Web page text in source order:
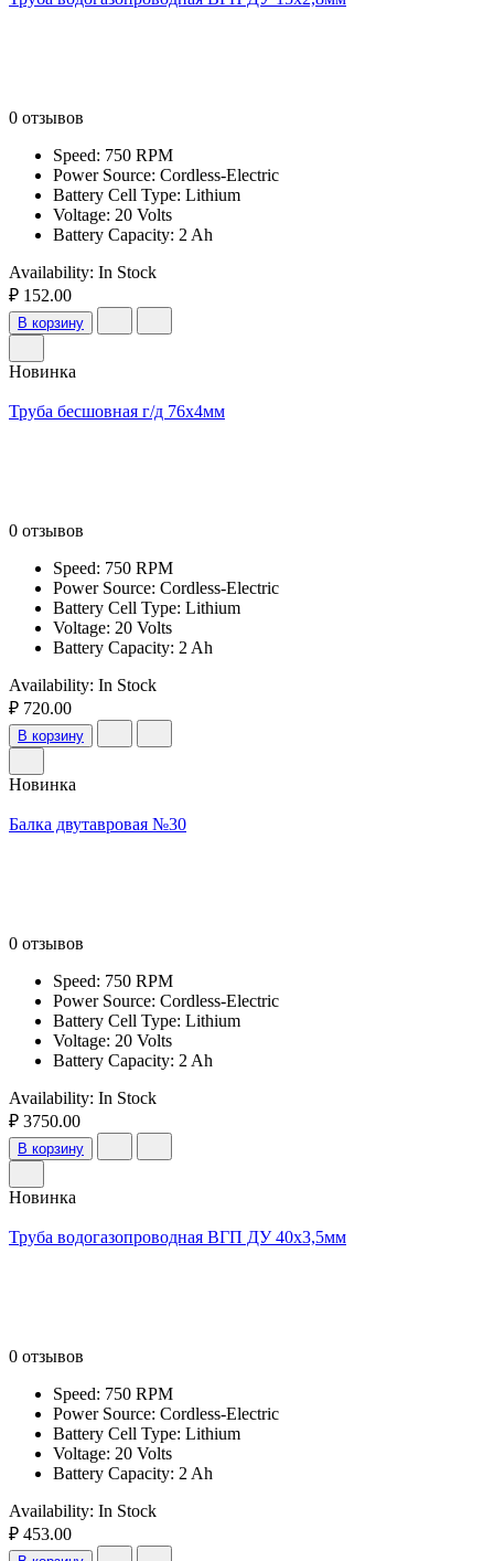
0 отзывов
Speed: 750 RPM
Power Source: Cordless-Electric
Battery Cell Type: Lithium
Voltage: 20 Volts
Battery Capacity: 2 Ah
Availability: In Stock
₽ 152.00
В корзину
Новинка
Труба бесшовная г/д 76х4мм
0 отзывов
Speed: 750 RPM
Power Source: Cordless-Electric
Battery Cell Type: Lithium
Voltage: 20 Volts
Battery Capacity: 2 Ah
Availability: In Stock
₽ 720.00
В корзину
Новинка
Балка двутавровая №30
0 отзывов
Speed: 750 RPM
Power Source: Cordless-Electric
Battery Cell Type: Lithium
Voltage: 20 Volts
Battery Capacity: 2 Ah
Availability: In Stock
₽ 3750.00
В корзину
Новинка
Труба водогазопроводная ВГП ДУ 40х3,5мм
0 отзывов
Speed: 750 RPM
Power Source: Cordless-Electric
Battery Cell Type: Lithium
Voltage: 20 Volts
Battery Capacity: 2 Ah
Availability: In Stock
₽ 453.00